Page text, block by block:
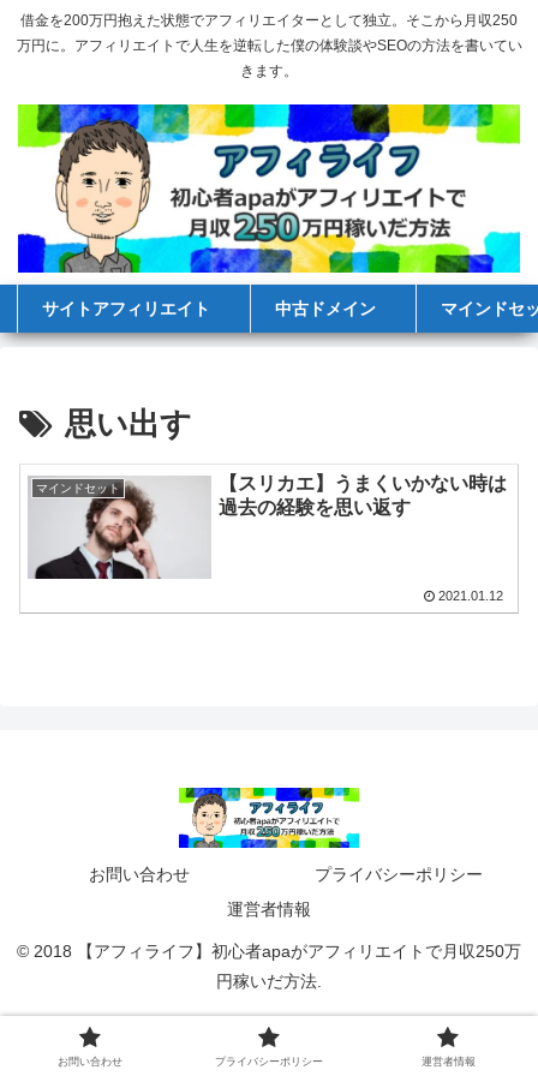
借金を200万円抱えた状態でアフィリエイターとして独立。そこから月収250
万円に。アフィリエイトで人生を逆転した僕の体験談やSEOの方法を書いてい
きます。
サイトアフィリエイト 中古ドメイン マインドセ
思い出す
マインドセット
【スリカエ】うまくいかない時は
過去の経験を思い返す
2021.01.12
お問い合わせ
プライバシーポリシー
運営者情報
© 2018 【アフィライフ】初心者apaがアフィリエイトで月収250万
円稼いだ方法.
お問い合わせ プライバシーポリシー 運営者情報